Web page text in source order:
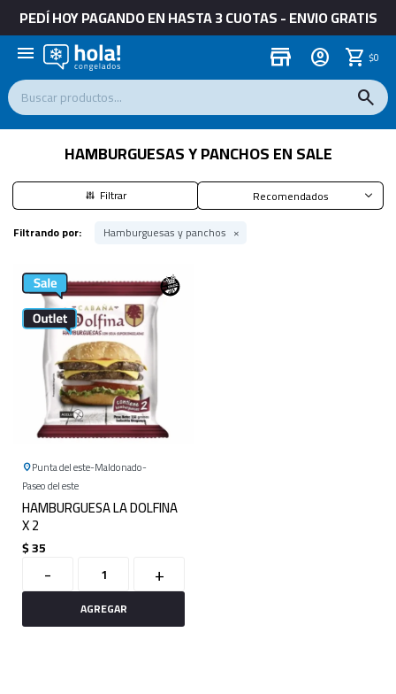
PEDÍ HOY PAGANDO EN HASTA 3 CUOTAS - ENVIO GRATIS
menu store $0
HAMBURGUESAS Y PANCHOS EN SALE
Recomendados
Filtrando por:
Hamburguesas y panchos
Punta del este Maldonado
Paseo del este
HAMBURGUESA LA DOLFINA
X 2
$35
- +